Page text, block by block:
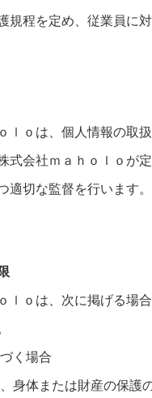
規程を定め、従業員に
ｌｏは、個人情報の取
式会社ｍａｈｏｌｏが
適切な監督を行います。
ｌｏは、次に掲げる場
く場合
、身体または財産の保